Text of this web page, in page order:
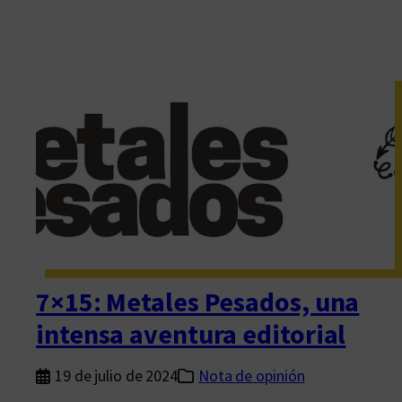
7×15: Metales Pesados, una
intensa aventura editorial
19 de julio de 2024 Nota de opinión